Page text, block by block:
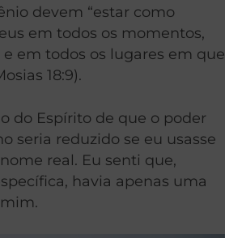
devem “estar como
em todos os momentos,
e em todos os lugares em que
18:9).
do Espírito de que o poder
seria reduzido se eu usasse
real. Eu senti que,
havia apenas uma